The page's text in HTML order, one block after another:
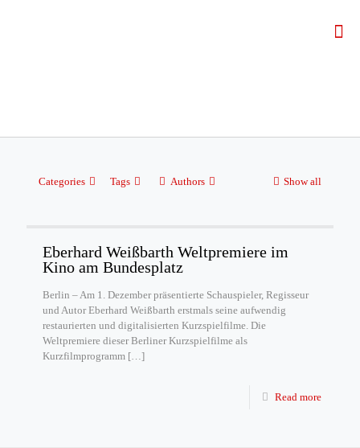
Categories Tags Authors Show all
Eberhard Weißbarth Weltpremiere im
Kino am Bundesplatz
Berlin – Am 1. Dezember präsentierte Schauspieler, Regisseur
und Autor Eberhard Weißbarth erstmals seine aufwendig
restaurierten und digitalisierten Kurzspielfilme. Die
Weltpremiere dieser Berliner Kurzspielfilme als
Kurzfilmprogramm […]
Read more